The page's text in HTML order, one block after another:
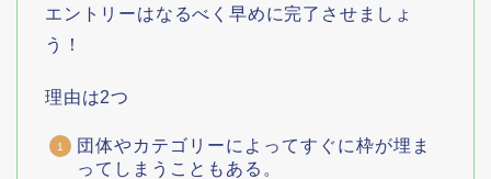
エントリーはなるべく早めに完了させましょ
う！
理由は2つ
団体やカテゴリーによってすぐに枠が埋ま
ってしまうこともある。